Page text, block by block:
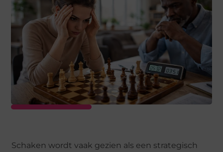
Schaken wordt vaak gezien als een strategisch